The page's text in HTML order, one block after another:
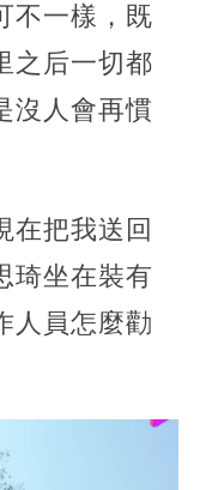
不一樣，既
之后一切都
沒人會再慣
在把我送回
琦坐在裝有
人員怎麼勸